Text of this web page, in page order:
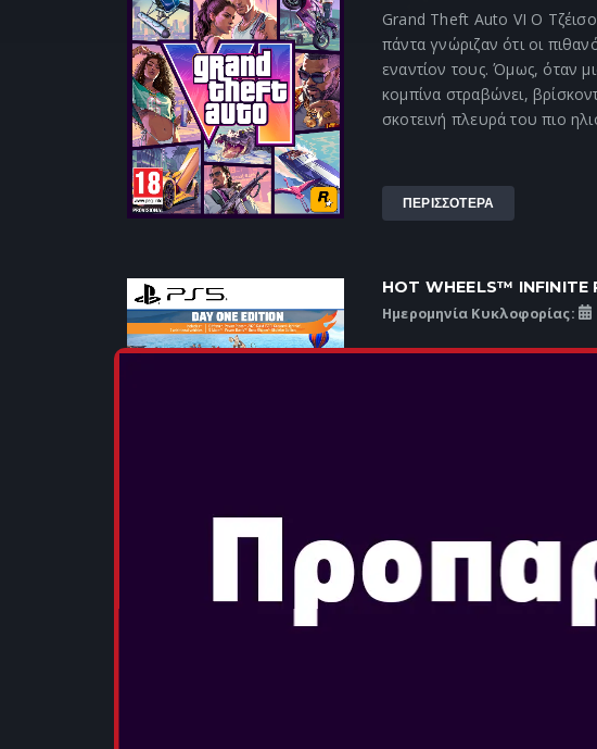
Grand Theft Auto VI Ο
πάντα γνώριζαν ότι οι
εναντίον τους. Όμως, όταν
κομπίνα στραβώνει,
σκοτεινή πλευρά του πιο
ΠΕΡΙΣΣΟΤΕΡΑ
HOT WHEELS™ INFINITE
Ημερομηνία Κυκλοφορίας:
Αγώνας Πέρα από την Πίστα
ΠΕΡΙΣΣΟΤΕΡΑ
ASSASSIN'S CREED